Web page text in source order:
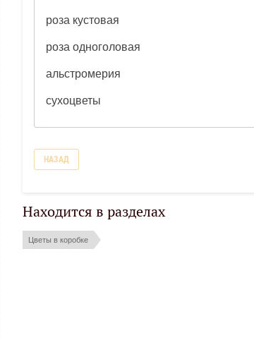
роза кустовая
роза одноголовая
альстромерия
сухоцветы
НАЗАД
Находится в разделах
Цветы в коробке